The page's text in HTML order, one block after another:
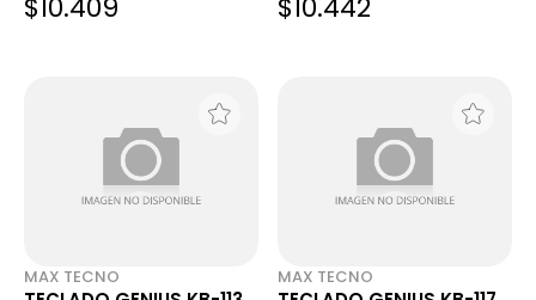
$10.409 $10.442
MAX TECNO MAX TECNO